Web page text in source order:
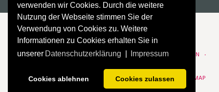
verwenden wir Cookies. Durch die weitere
Nutzung der Webseite stimmen Sie der
Verwendung von Cookies zu. Weitere
Informationen zu Cookies erhalten Sie in
unserer Datenschutzerklärung Impressum
Cookies ablehnen Cookies zulassen
© 2024 PETRA FRIEDRICH
IMPRESSUM
LINKS ZU MEINEN EMPFEHLUNGEN
ZEITUNGEN
SEI DOCH MAL LOCKER
DATENSCHUTZERKLÄRUNG SITEMAP